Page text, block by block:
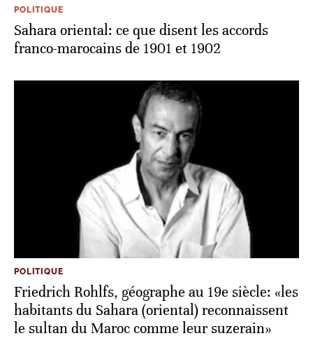
POLITIQUE
Sahara oriental: ce que disent les accords
franco-marocains de 1901 et 1902
POLITIQUE
Friedrich Rohlfs, géographe au 19e siècle: «les
habitants du Sahara (oriental) reconnaissent
le sultan du Maroc comme leur suzerain»